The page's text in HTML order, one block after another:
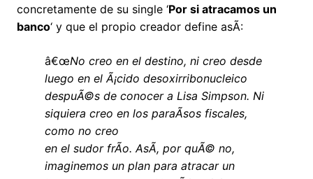
concretamente de su single ‘Por si atracamos un
banco‘ y que el propio creador define asÃ­:
â€œNo creo en el destino, ni creo desde
luego en el Ã¡cido desoxirribonucleico
despuÃ©s de conocer a Lisa Simpson. Ni
siquiera creo en los paraÃ­sos fiscales,
como no creo
en el sudor frÃ­o. AsÃ­, por quÃ© no,
imaginemos un plan para atracar un